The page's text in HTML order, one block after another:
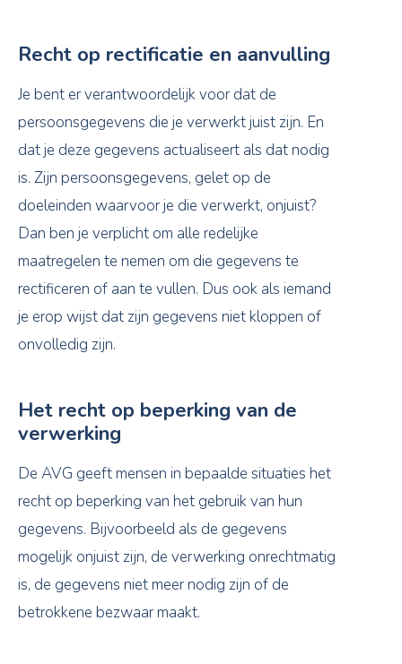
Recht op rectificatie en aanvulling
Je bent er verantwoordelijk voor dat de
persoonsgegevens die je verwerkt juist zijn. En
dat je deze gegevens actualiseert als dat nodig
is. Zijn persoonsgegevens, gelet op de
doeleinden waarvoor je die verwerkt, onjuist?
Dan ben je verplicht om alle redelijke
maatregelen te nemen om die gegevens te
rectificeren of aan te vullen. Dus ook als iemand
je erop wijst dat zijn gegevens niet kloppen of
onvolledig zijn.
Het recht op beperking van de
verwerking
De AVG geeft mensen in bepaalde situaties het
recht op beperking van het gebruik van hun
gegevens. Bijvoorbeeld als de gegevens
mogelijk onjuist zijn, de verwerking onrechtmatig
is, de gegevens niet meer nodig zijn of de
betrokkene bezwaar maakt.